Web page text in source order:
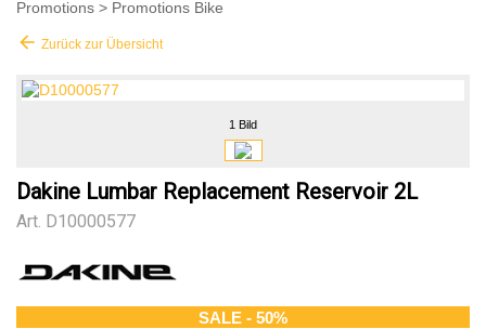
Promotions > Promotions Bike
arrow_back Zurück zur Übersicht
1 Bild
Dakine Lumbar Replacement Reservoir 2L
Art. D10000577
SALE - 50%